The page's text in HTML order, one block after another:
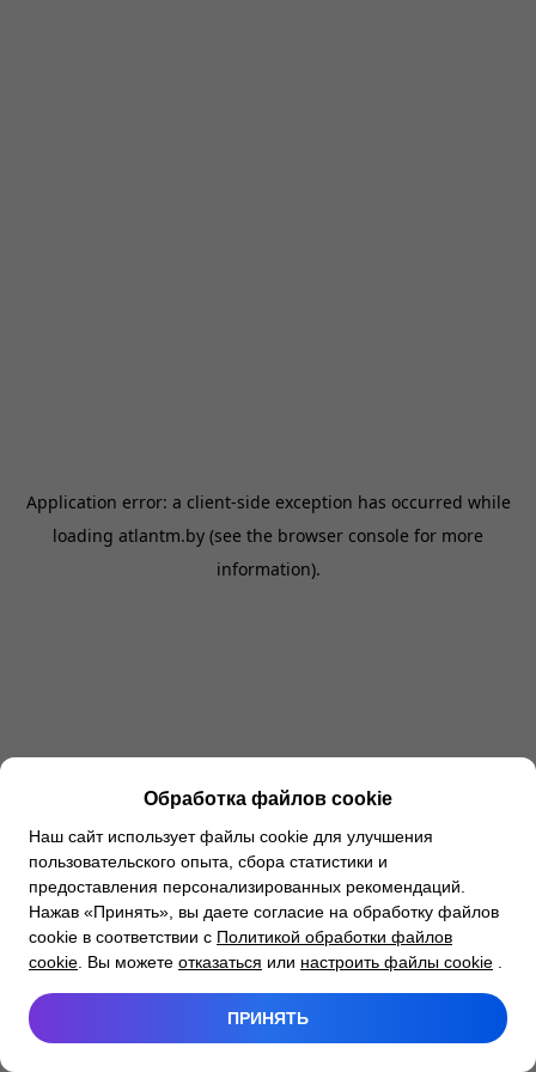
Application error: a client-side exception has occurred while
loading atlantm.by (see the browser console for more
information).
Обработка файлов cookie
Наш сайт использует файлы cookie для улучшения
пользовательского опыта, сбора статистики и
предоставления персонализированных рекомендаций.
Нажав «Принять», вы даете согласие на обработку файлов
cookie в соответствии с Политикой обработки файлов
cookie . Вы можете отказаться или настроить файлы cookie
ПРИНЯТЬ